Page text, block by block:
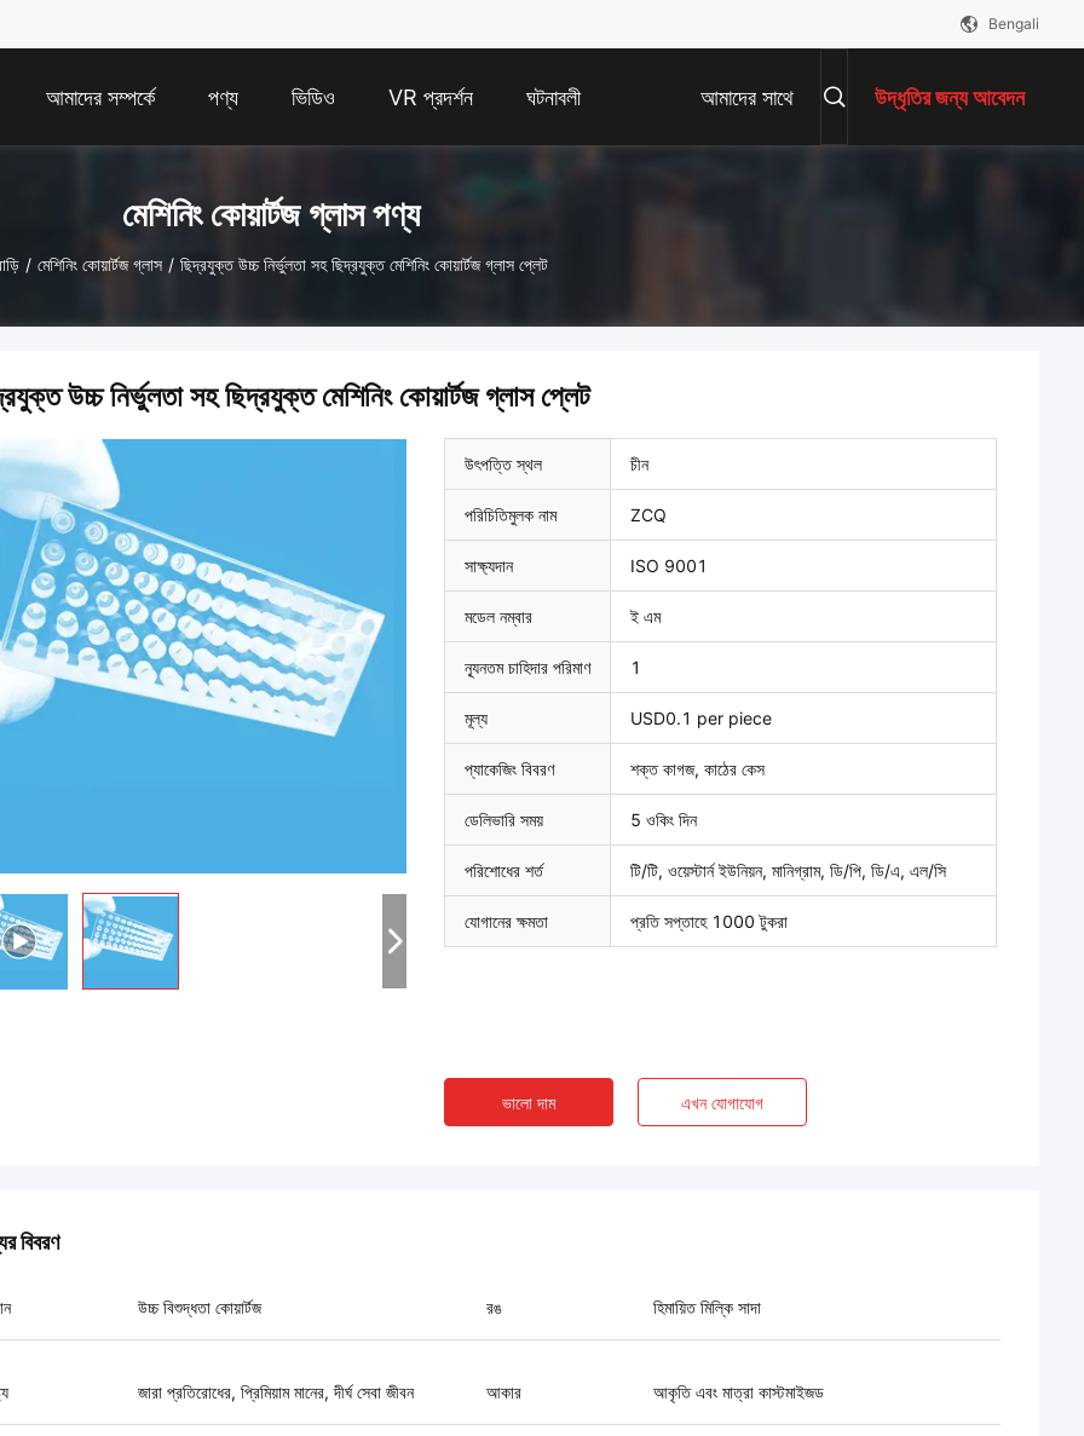
Bengali
আমাদের সম্পর্কে পণ্য ভিডিও VR প্রদর্শন ঘটনাবলী আমাদের সাথে উদ্ধৃতির জন্য আবেদন
মেশিনিং কোয়ার্টজ গ্লাস পণ্য
/ মেশিনিং কোয়ার্টজ গ্লাস / ছিদ্রযুক্ত উচ্চ নির্ভুলতা সহ ছিদ্রযুক্ত মেশিনিং কোয়ার্টজ গ্লাস প্লেট
উচ্চ নির্ভুলতা সহ ছিদ্রযুক্ত মেশিনিং কোয়ার্টজ গ্লাস প্লেট
উৎপত্তি স্থল চীন
পরিচিতিমুলক নাম ZCQ
সাক্ষ্যদান ISO 9001
মডেল নম্বার ই এম
ন্যূনতম চাহিদার পরিমাণ 1
মূল্য USD0.1 per piece
প্যাকেজিং বিবরণ শক্ত কাগজ, কাঠের কেস
ডেলিভারি সময় 5 ওকিং দিন
পরিশোধের শর্ত টি/টি, ওয়েস্টার্ন ইউনিয়ন, মানিগ্রাম, ডি/পি, ডি/এ, এল/সি
যোগানের ক্ষমতা প্রতি সপ্তাহে 1000 টুকরা
ভালো দাম এখন যোগাযোগ
বিবরণ
উচ্চ বিশুদ্ধতা কোয়ার্টজ রঙ হিমায়িত মিল্কি সাদা
জারা প্রতিরোধের, প্রিমিয়াম মানের, দীর্ঘ সেবা জীবন আকার আকৃতি এবং মাত্রা কাস্টমাইজড